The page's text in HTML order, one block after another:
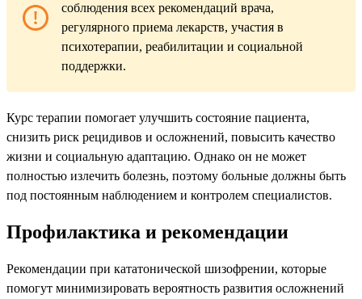
соблюдения всех рекомендаций врача,
регулярного приема лекарств, участия в
психотерапии, реабилитации и социальной
поддержки.
Курс терапии помогает улучшить состояние пациента,
снизить риск рецидивов и осложнений, повысить качество
жизни и социальную адаптацию. Однако он не может
полностью излечить болезнь, поэтому больные должны быть
под постоянным наблюдением и контролем специалистов.
Профилактика и рекомендации
Рекомендации при кататонической шизофрении, которые
помогут минимизировать вероятность развития осложнений